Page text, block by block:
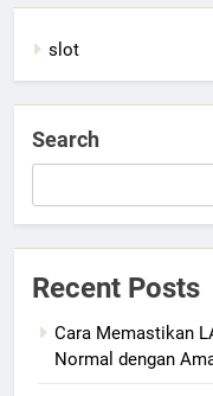
slot
Search
Recent Posts
Cara Memastikan
Normal dengan